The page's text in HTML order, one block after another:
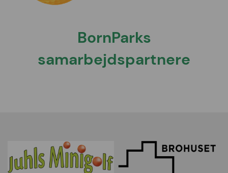
BornParks
samarbejdspartnere